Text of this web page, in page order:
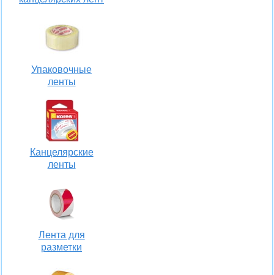
Упаковочные
ленты
Канцелярские
ленты
Лента для
разметки